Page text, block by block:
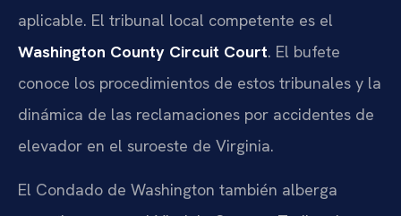
aplicable. El tribunal local competente es el
Washington County Circuit Court. El bufete
conoce los procedimientos de estos tribunales y la
dinámica de las reclamaciones por accidentes de
elevador en el suroeste de Virginia.
El Condado de Washington también alberga